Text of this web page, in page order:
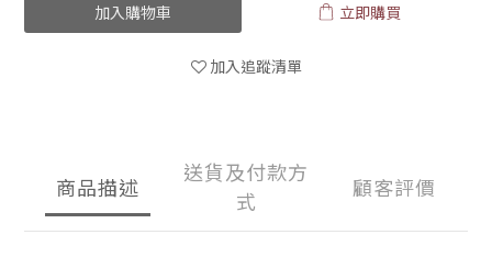
加入購物車 立即購買
加入追蹤清單
商品描述
送貨及付款方
式
顧客評價